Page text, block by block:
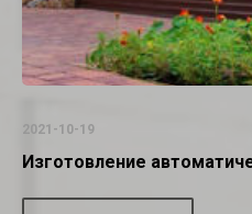
2021-10-19
Изготовление